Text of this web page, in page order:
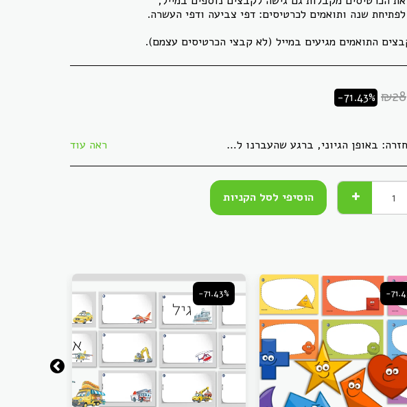
התואמים מגיעים במייל (לא קבצי הכרטיסים עצמם).
₪28
-71.43%
באופן הגיוני, ברגע שהעברנו לך חומר דיגיטלי, לא ניתן &quot;להחזיר&quot; אותו, כמו קבצים. כל מוצר אחר, ניתן להחזירו באריזתו המקורית, ללא פגמים, תוך 30 ימי עסקים. הזיכוי יתקבל בעת הגעת המוצר חזרה בשלמותו. ראה עוד
הוסיפי לסל הקניות
-
-71.43%